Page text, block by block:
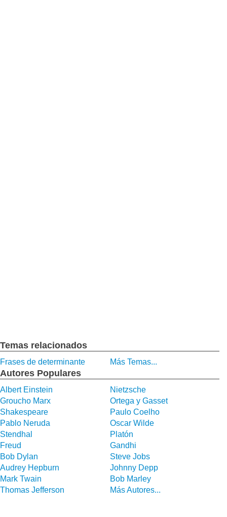
Temas relacionados
Frases de determinante Más Temas...
Autores Populares
Albert Einstein
Nietzsche
Groucho Marx
Ortega y Gasset
Shakespeare
Paulo Coelho
Pablo Neruda
Oscar Wilde
Stendhal
Platón
Freud
Gandhi
Bob Dylan
Steve Jobs
Audrey Hepburn
Johnny Depp
Mark Twain
Bob Marley
Thomas Jefferson
Más Autores...